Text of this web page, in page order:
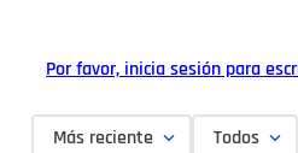
Por favor, inicia sesión para
Más reciente Todos